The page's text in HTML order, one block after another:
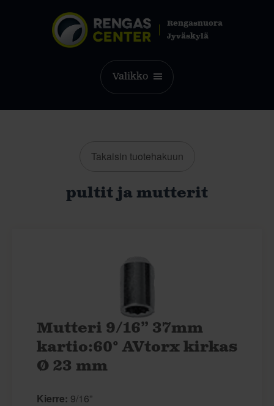
Rengasnuora
Jyväskylä
Valikko
Takaisin tuotehakuun
pultit ja mutterit
Mutteri 9/16” 37mm
kartio:60° AVtorx kirkas
Ø 23 mm
Kierre: 9/16”